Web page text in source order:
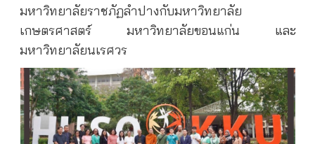
มหาวิทยาลัยราชภัฏลำปางกับมหาวิทยาลัย
เกษตรศาสตร์ มหาวิทยาลัยขอนแก่น และ
มหาวิทยาลัยนเรศวร